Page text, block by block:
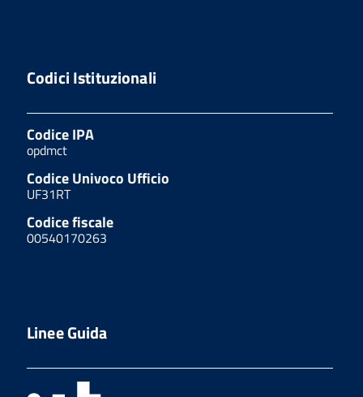
Codici Istituzionali
Codice IPA
opdmct
Codice Univoco Ufficio
UF31RT
Codice fiscale
00540170263
Linee Guida